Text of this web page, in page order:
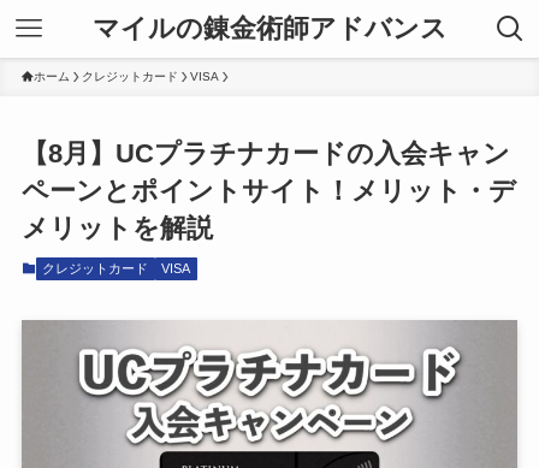
マイルの錬金術師アドバンス
ホーム クレジットカード VISA
【8月】UCプラチナカードの入会キャン
ペーンとポイントサイト！メリット・デ
メリットを解説
クレジットカード VISA